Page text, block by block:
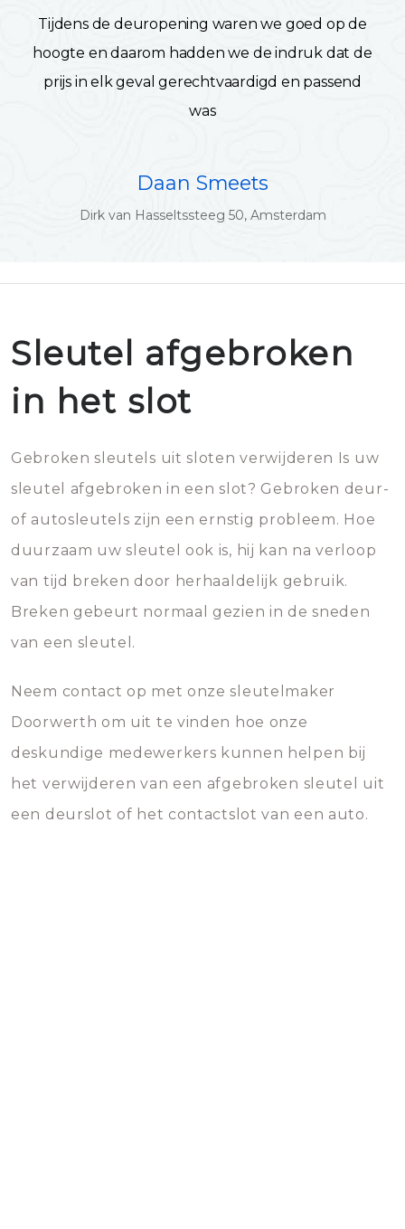
Tijdens de deuropening waren we goed op de
hoogte en daarom hadden we de indruk dat de
prijs in elk geval gerechtvaardigd en passend
was
Daan Smeets
Dirk van Hasseltssteeg 50, Amsterdam
Sleutel afgebroken
in het slot
Gebroken sleutels uit sloten verwijderen Is uw
sleutel afgebroken in een slot? Gebroken deur-
of autosleutels zijn een ernstig probleem. Hoe
duurzaam uw sleutel ook is, hij kan na verloop
van tijd breken door herhaaldelijk gebruik.
Breken gebeurt normaal gezien in de sneden
van een sleutel.
Neem contact op met onze sleutelmaker
Doorwerth om uit te vinden hoe onze
deskundige medewerkers kunnen helpen bij
het verwijderen van een afgebroken sleutel uit
een deurslot of het contactslot van een auto.